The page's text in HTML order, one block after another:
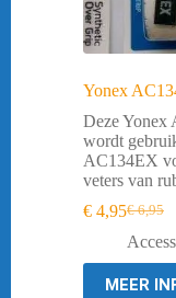
Yonex
Deze
wordt
AC134EX
veters van
€6,95
prijs
was:
€ 6,95.
€ 4,95Huidige
prijs
is:
€ 4,95.
MEER